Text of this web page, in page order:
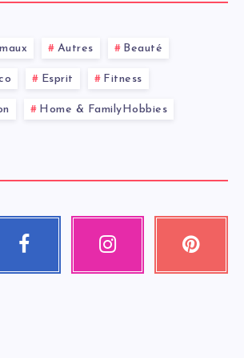
Autres Beauté
Esprit Fitness
Home & FamilyHobbies